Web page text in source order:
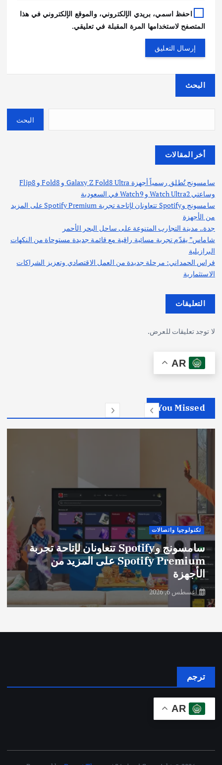
احفظ اسمي، بريدي الإلكتروني، والموقع الإلكتروني في هذا
المتصفح لاستخدامها المرة المقبلة في تعليقي.
البحث
البحث
أخر المقالات
سامسونج تُطلق رسمياً أجهزة Galaxy Z Fold8 Ultra و Fold8 و Flip8
وساعتي Watch Ultra2 و Watch9 في السعودية
سامسونج وSpotify تتعاونان لإتاحة تجربة Spotify Premium على المزيد
من الأجهزة
جدة.. مدينة التجارب المتنوعة على ساحل البحر الأحمر
شاماس” يقدّم تجربة مسائية راقية مع قائمة جديدة مستوحاة من النكهات
البرازيلية
فراس الحمداني: مرحلة جديدة من العمل الاقتصادي وتعزيز الشراكات
الاستثمارية
التعليقات
لا توجد تعليقات للعرض.
AR
You Missed
تكنولوجيا واتصالات
سامسونج وSpotify تتعاونان لإتاحة تجربة
Spotify Premium على المزيد من
الأجهزة
أغسطس 6, 2026
ترجم
AR